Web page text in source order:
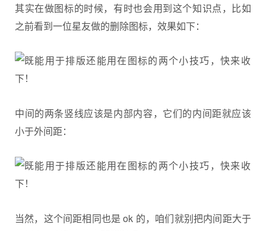
其实在做图标的时候，有时也会用到这个知识点，比如
之前看到一位星友做的删除图标，效果如下：
中间的两条竖线应该是内部内容，它们的内间距就应该
小于外间距：
当然，这个间距相同也是 ok 的，咱们就别把内间距大于